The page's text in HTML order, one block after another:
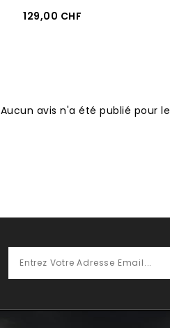
Prix
129,00 CHF
Aucun avis n'a été publié pour